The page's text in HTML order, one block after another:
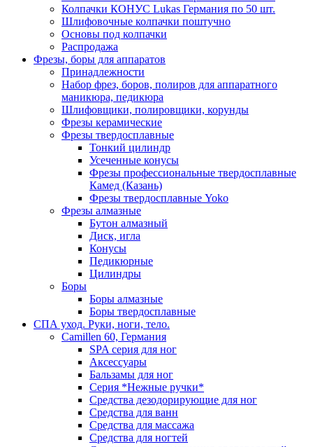
Колпачки КОНУС Lukas Германия по 50 шт.
Шлифовочные колпачки поштучно
Основы под колпачки
Распродажа
Фрезы, боры для аппаратов
Принадлежности
Набор фрез, боров, полиров для аппаратного
маникюра, педикюра
Шлифовщики, полировщики, корунды
Фрезы керамические
Фрезы твердосплавные
Тонкий цилиндр
Усеченные конусы
Фрезы профессиональные твердосплавные
Камед (Казань)
Фрезы твердосплавные Yoko
Фрезы алмазные
Бутон алмазный
Диск, игла
Конусы
Педикюрные
Цилиндры
Боры
Боры алмазные
Боры твердосплавные
СПА уход. Руки, ноги, тело.
Camillen 60, Германия
SPA серия для ног
Аксессуары
Бальзамы для ног
Серия *Нежные ручки*
Средства дезодорирующие для ног
Средства для ванн
Средства для массажа
Средства для ногтей